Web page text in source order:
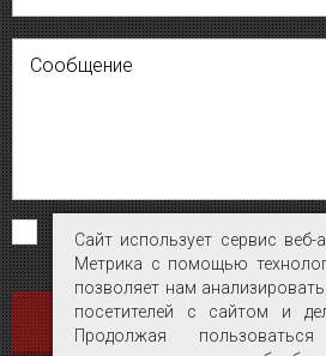
Сообщение
Я согласен на обработку персональных
конфиденциальности персональных
ОТПРАВИТЬ
Сайт использует сервис веб-
Метрика с помощью
позволяет нам
посетителей с сайтом и
Продолжая
Сайт использует сервис веб-
Метрика с помощью
позволяет нам
посетителей с сайтом и
Продолжая